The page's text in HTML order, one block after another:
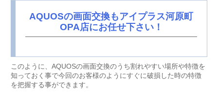
AQUOSの画面交換もアイプラス河原町
OPA店にお任せ下さい！
このように、AQUOSの画面交換のうち割れやすい場所や特徴を
知っておく事で今回のお客様のようにすぐに破損した時の特徴
を把握する事ができます。